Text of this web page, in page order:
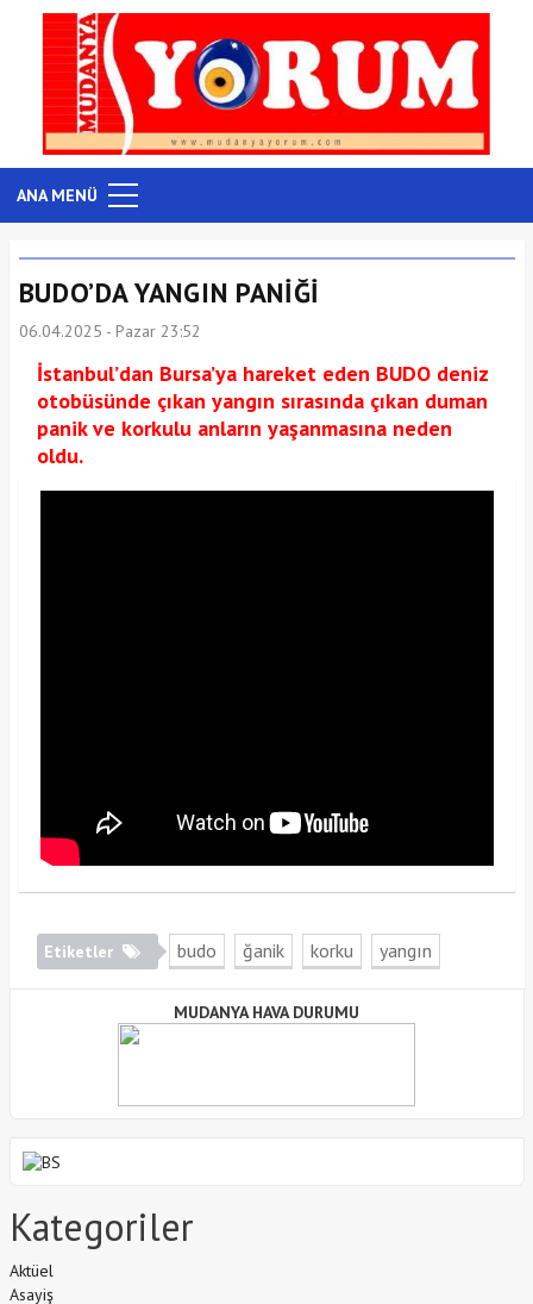
ANA MENÜ
BUDO’DA YANGIN PANİĞİ
06.04.2025 - Pazar 23:52
İstanbul’dan Bursa’ya hareket eden BUDO deniz
otobüsünde çıkan yangın sırasında çıkan duman
panik ve korkulu anların yaşanmasına neden
oldu.
Etiketler budo ğanik korku yangın
MUDANYA HAVA DURUMU
Kategoriler
Aktüel
Asayiş